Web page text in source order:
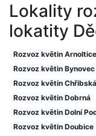
Lokality
lokatity
Rozvoz květin Arnoltice
Rozvoz květin Bynovec
Rozvoz květin Chřibská
Rozvoz květin Dobrná
Rozvoz květin Dolní
Rozvoz květin Doubice